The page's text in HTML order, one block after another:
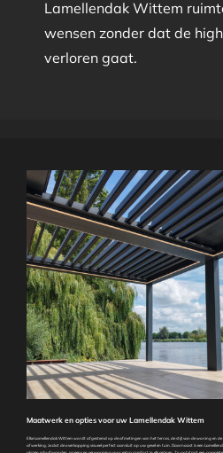
Lamellendak Wittem
wensen zonder dat de
verloren gaat.
Maatwerk en opties voor uw Lamellendak Wittem
Elke Lamellendak Wittem wordt afgestemd op de afmetingen van het terras, de stijl van de woning en
afwerking, zodat de overkapping visueel perfect aansluit op uw gevel en tuin. Daarnaast is een